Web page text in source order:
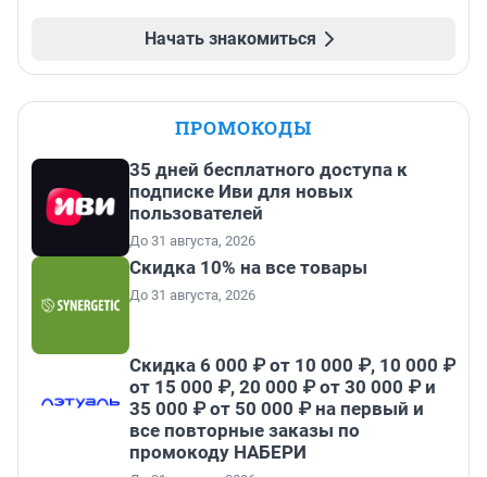
Начать знакомиться
ПРОМОКОДЫ
35 дней бесплатного доступа к
подписке Иви для новых
пользователей
До 31 августа, 2026
Скидка 10% на все товары
До 31 августа, 2026
Скидка 6 000 ₽ от 10 000 ₽, 10 000 ₽
от 15 000 ₽, 20 000 ₽ от 30 000 ₽ и
35 000 ₽ от 50 000 ₽ на первый и
все повторные заказы по
промокоду НАБЕРИ